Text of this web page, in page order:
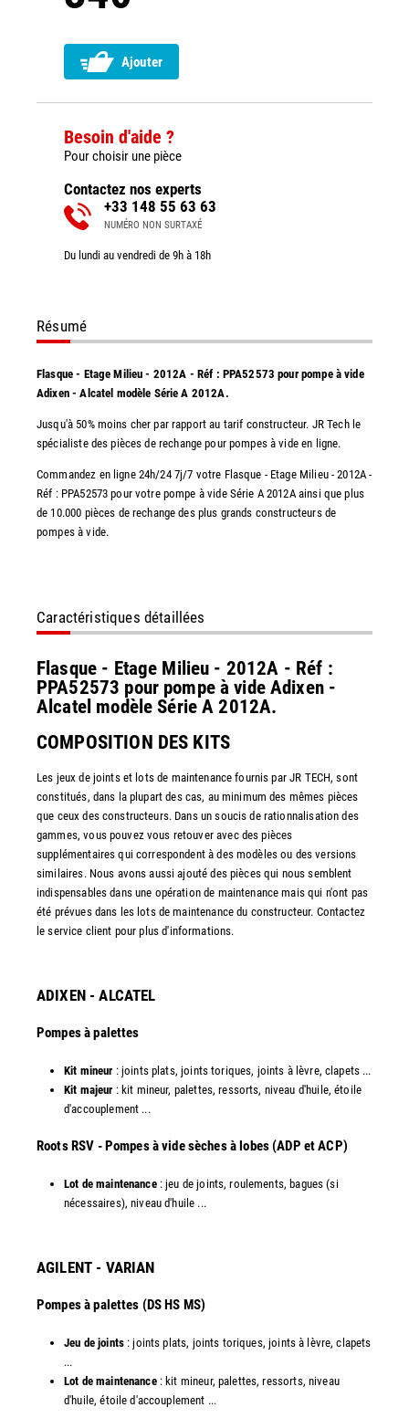
Ajouter
Besoin d'aide ?
Pour choisir une pièce
Contactez nos experts
+33 148 55 63 63
NUMÉRO NON SURTAXÉ
Du lundi au vendredi de 9h à 18h
Résumé
Flasque - Etage Milieu - 2012A - Réf : PPA52573 pour pompe à vide
Adixen - Alcatel modèle Série A 2012A.
Jusqu'à 50% moins cher par rapport au tarif constructeur. JR Tech le
spécialiste des pièces de rechange pour pompes à vide en ligne.
Commandez en ligne 24h/24 7j/7 votre Flasque - Etage Milieu - 2012A -
Réf : PPA52573 pour votre pompe à vide Série A 2012A ainsi que plus
de 10.000 pièces de rechange des plus grands constructeurs de
pompes à vide.
Caractéristiques détaillées
Flasque - Etage Milieu - 2012A - Réf :
PPA52573 pour pompe à vide Adixen -
Alcatel modèle Série A 2012A.
COMPOSITION DES KITS
Les jeux de joints et lots de maintenance fournis par JR TECH, sont
constitués, dans la plupart des cas, au minimum des mêmes pièces
que ceux des constructeurs. Dans un soucis de rationnalisation des
gammes, vous pouvez vous retouver avec des pièces
supplémentaires qui correspondent à des modèles ou des versions
similaires. Nous avons aussi ajouté des pièces qui nous semblent
indispensables dans une opération de maintenance mais qui n'ont pas
été prévues dans les lots de maintenance du constructeur. Contactez
le service client pour plus d'informations.
ADIXEN - ALCATEL
Pompes à palettes
Kit mineur : joints plats, joints toriques, joints à lèvre, clapets ...
Kit majeur : kit mineur, palettes, ressorts, niveau d'huile, étoile
d'accouplement ...​
​Roots RSV - Pompes à vide sèches à lobes (ADP et ACP)
Lot de maintenance: jeu de joints, roulements, bagues (si
nécessaires), niveau d'huile ...​
AGILENT - VARIAN
Pompes à palettes (DS HS MS)
Jeu de joints : joints plats, joints toriques, joints à lèvre, clapets
...
Lot de maintenance: kit mineur, palettes, ressorts, niveau
d'huile, étoile d'accouplement ...​